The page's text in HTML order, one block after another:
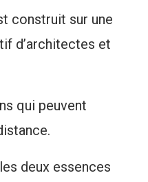
construit sur une
d’architectes et
qui peuvent
deux essences